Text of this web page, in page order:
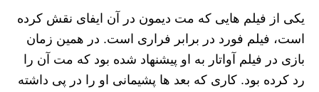
یکی از فیلم هایی که مت دیمون در آن ایفای نقش کرده
است، فیلم فورد در برابر فراری است. در همین زمان
بازی در فیلم آواتار به او پیشنهاد شده بود که مت آن را
رد کرده بود. کاری که بعد ها پشیمانی او را در پی داشته